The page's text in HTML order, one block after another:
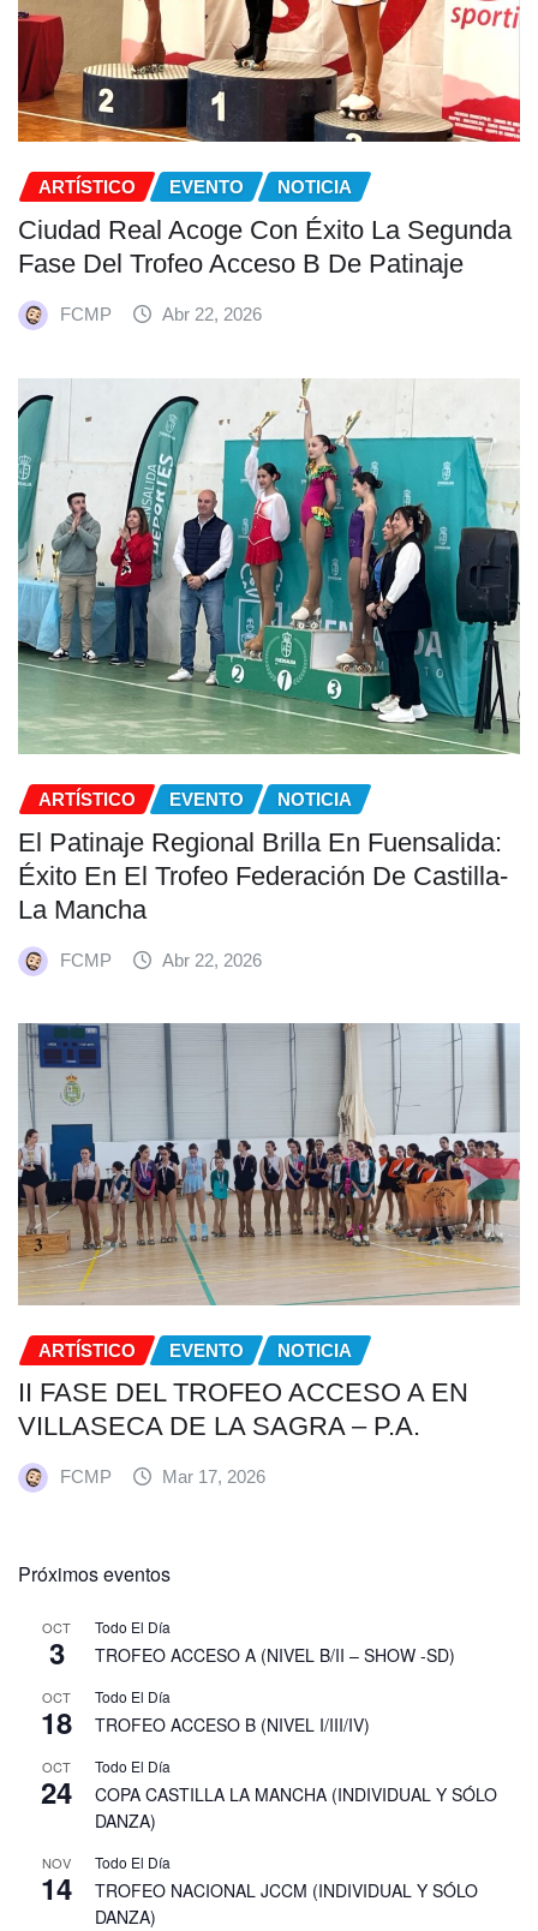
ARTÍSTICO EVENTO NOTICIA
Ciudad Real Acoge Con Éxito La Segunda
Fase Del Trofeo Acceso B De Patinaje
FCMP Abr 22, 2026
ARTÍSTICO EVENTO NOTICIA
El Patinaje Regional Brilla En Fuensalida:
Éxito En El Trofeo Federación De Castilla-
La Mancha
FCMP Abr 22, 2026
ARTÍSTICO EVENTO NOTICIA
II FASE DEL TROFEO ACCESO A EN
VILLASECA DE LA SAGRA – P.A.
FCMP Mar 17, 2026
Próximos eventos
OCT
3
Todo El Día
TROFEO ACCESO A (NIVEL B/II – SHOW -SD)
OCT
18
Todo El Día
TROFEO ACCESO B (NIVEL I/III/IV)
OCT
24
Todo El Día
COPA CASTILLA LA MANCHA (INDIVIDUAL Y SÓLO
DANZA)
NOV
14
Todo El Día
TROFEO NACIONAL JCCM (INDIVIDUAL Y SÓLO
DANZA)